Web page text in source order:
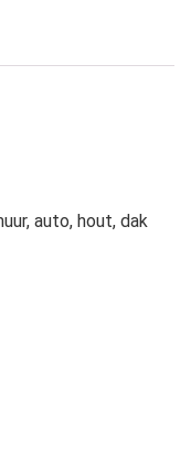
auto, hout, dak